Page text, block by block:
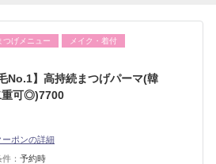
つげメニュー
メイク・着付
No.1】高持続まつげパーマ(韓
重可◎)7700
ーポンの詳細
： 予約時